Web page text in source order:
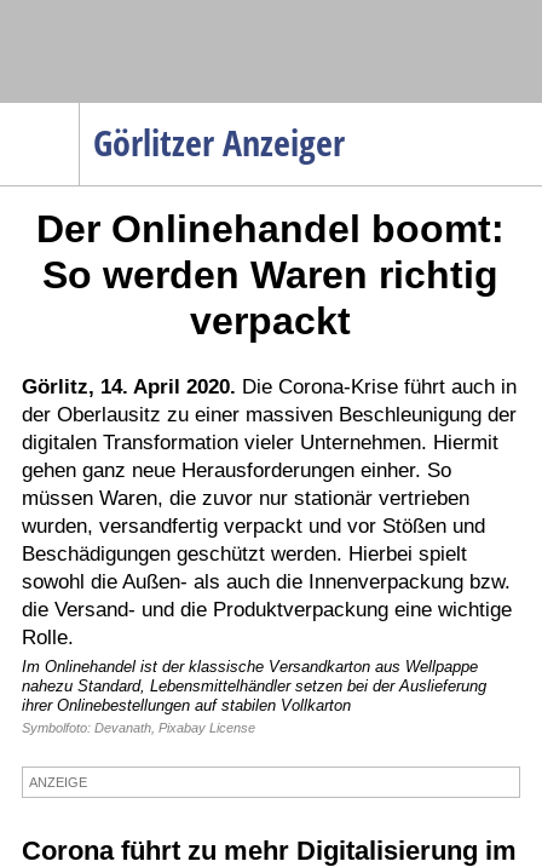
Görlitzer Anzeiger
Menüpunkte
Politik
Gesellschaft
Verkehr
Gesundheit
Kultur
Sport
Termine
Kostenlos
Der Onlinehandel boomt:
So werden Waren richtig
verpackt
Görlitz, 14. April 2020. Die Corona-Krise führt auch in
der Oberlausitz zu einer massiven Beschleunigung der
digitalen Transformation vieler Unternehmen. Hiermit
gehen ganz neue Herausforderungen einher. So
müssen Waren, die zuvor nur stationär vertrieben
wurden, versandfertig verpackt und vor Stößen und
Beschädigungen geschützt werden. Hierbei spielt
sowohl die Außen- als auch die Innenverpackung bzw.
die Versand- und die Produktverpackung eine wichtige
Rolle.
Im Onlinehandel ist der klassische Versandkarton aus Wellpappe
nahezu Standard, Lebensmittelhändler setzen bei der Auslieferung
ihrer Onlinebestellungen auf stabilen Vollkarton
Symbolfoto: Devanath, Pixabay License
ANZEIGE
Corona führt zu mehr Digitalisierung im